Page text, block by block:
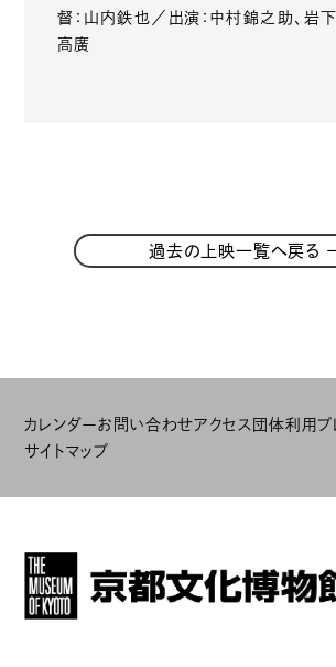
督：山内鉄也／出演：中村錦之助、岩
高廣
過去の上映一覧へ戻る
カレンダーお問い合わせアクセス 団体利用 プ
サイトマップ